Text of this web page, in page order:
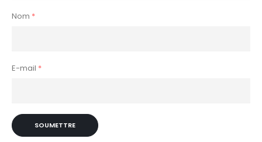
Nom *
E-mail *